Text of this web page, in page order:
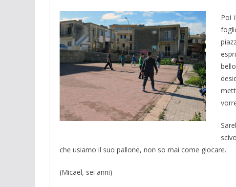
Poi
che usiamo il suo pallone, non so mai come giocare.
(Micael, sei anni)